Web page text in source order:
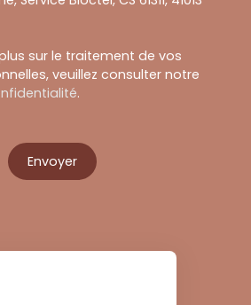
sur le traitement de vos
veuillez consulter notre
.
Envoyer